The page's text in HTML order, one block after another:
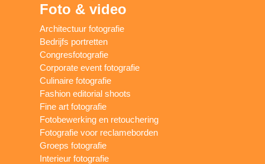
Foto & video
Architectuur fotografie
Bedrijfs portretten
Congresfotografie
Corporate event fotografie
Culinaire fotografie
Fashion editorial shoots
Fine art fotografie
Fotobewerking en retouchering
Fotografie voor reclameborden
Groeps fotografie
Interieur fotografie